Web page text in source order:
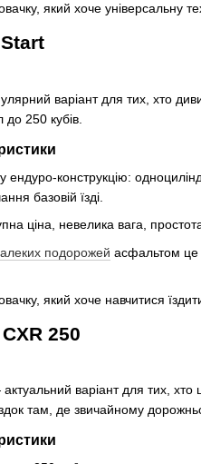
який хоче універсальну
варіант для тих, хто
250 кубів.
конструкцію:
базовій їзді.
ціна, невелика вага,
подорожей асфальтом це
який хоче навчитися
250
варіант для тих, хто
там, де звичайному